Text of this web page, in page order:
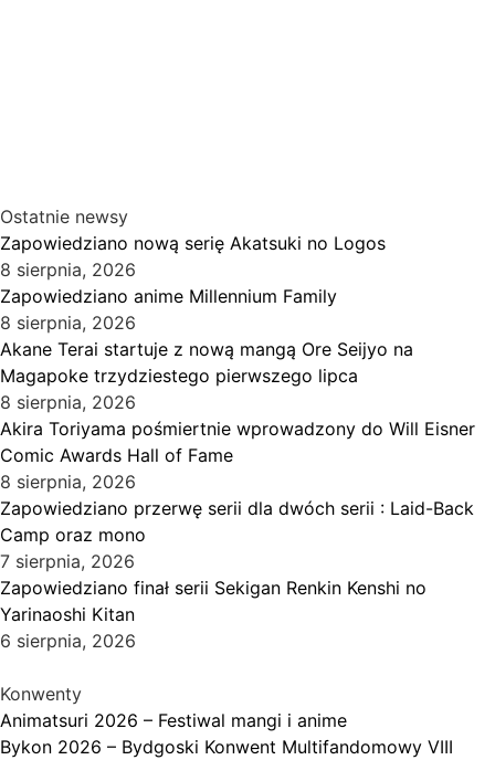
Ostatnie newsy
Zapowiedziano nową serię Akatsuki no Logos
8 sierpnia, 2026
Zapowiedziano anime Millennium Family
8 sierpnia, 2026
Akane Terai startuje z nową mangą Ore Seijyo na
Magapoke trzydziestego pierwszego lipca
8 sierpnia, 2026
Akira Toriyama pośmiertnie wprowadzony do Will Eisner
Comic Awards Hall of Fame
8 sierpnia, 2026
Zapowiedziano przerwę serii dla dwóch serii : Laid-Back
Camp oraz mono
7 sierpnia, 2026
Zapowiedziano finał serii Sekigan Renkin Kenshi no
Yarinaoshi Kitan
6 sierpnia, 2026
Konwenty
Animatsuri 2026 – Festiwal mangi i anime
Bykon 2026 – Bydgoski Konwent Multifandomowy VIII